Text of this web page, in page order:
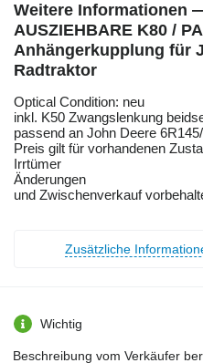
Weitere Informationen
AUSZIEHBARE K80 /
Anhängerkupplung für
Radtraktor
Optical Condition: neu
inkl. K50 Zwangslenkung
passend an John Deere
Preis gilt für vorhandenen
Irrtümer
Änderungen
und Zwischenverkauf
Zusätzliche
Wichtig
Beschreibung vom Verkäufer